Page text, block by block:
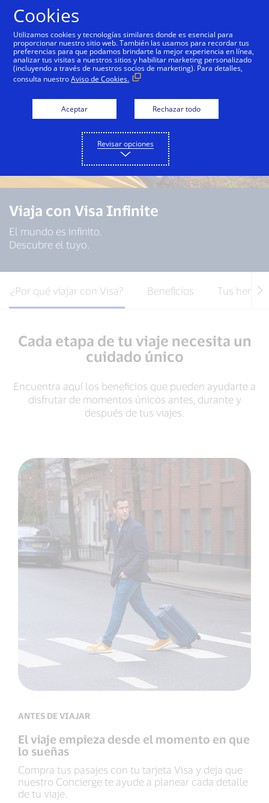
Viaja con Visa Infinite
El mundo es infinito.
Descubre el tuyo.
¿Por qué viajar con Visa? Beneficios Tus
Cada etapa de tu viaje necesita un
cuidado único
Encuentra aquí los beneficios que pueden ayudarte a
disfrutar de momentos únicos antes, durante y
después de tus viajes.
ANTES DE VIAJAR
El viaje empieza desde el momento en que
lo sueñas
Compra tus pasajes con tu tarjeta Visa y deja que
nuestro Concierge te ayude a planear cada detalle
de tu viaje.
Cookies
Utilizamos cookies y tecnologías similares donde es esencial para
proporcionar nuestro sitio web. También las usamos para recordar tus
preferencias para que podamos brindarte la mejor experiencia en línea,
analizar tus visitas a nuestros sitios y habilitar marketing personalizado
(incluyendo a través de nuestros socios de marketing). Para detalles,
consulta nuestroAviso de Cookies.
Aceptar Rechazar todo
Revisar opciones